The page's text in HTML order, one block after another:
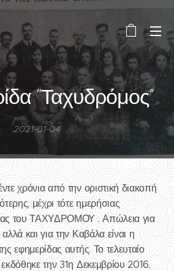
“Ταχυδρόμος”
2021-01-04
χρόνια από την οριστική διακοπή
μέχρι τότε ημερήσιας
του ΤΑΧΥΔΡΟΜΟΥ . Απώλεια για
και για την Καβάλα είναι η
εφημερίδας αυτής. Το τελευταίο
την 31η Δεκεμβρίου 2016.